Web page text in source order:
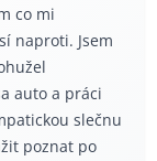
co mi
naproti. Jsem
auto a práci
slečnu
poznat po